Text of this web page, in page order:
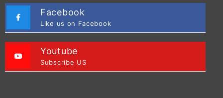
Facebook
Like us on Facebook
Youtube
Subscribe US